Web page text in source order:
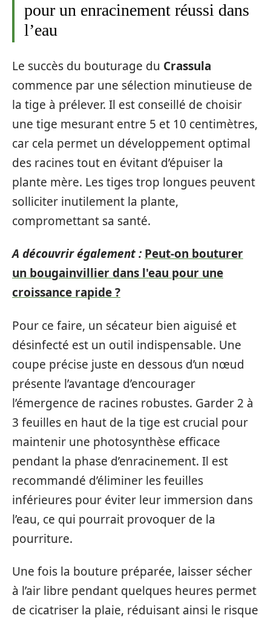
pour un enracinement réussi dans
l’eau
Le succès du bouturage du Crassula
commence par une sélection minutieuse de
la tige à prélever. Il est conseillé de choisir
une tige mesurant entre 5 et 10 centimètres,
car cela permet un développement optimal
des racines tout en évitant d’épuiser la
plante mère. Les tiges trop longues peuvent
solliciter inutilement la plante,
compromettant sa santé.
A découvrir également : Peut-on bouturer
un bougainvillier dans l'eau pour une
croissance rapide ?
Pour ce faire, un sécateur bien aiguisé et
désinfecté est un outil indispensable. Une
coupe précise juste en dessous d’un nœud
présente l’avantage d’encourager
l’émergence de racines robustes. Garder 2 à
3 feuilles en haut de la tige est crucial pour
maintenir une photosynthèse efficace
pendant la phase d’enracinement. Il est
recommandé d’éliminer les feuilles
inférieures pour éviter leur immersion dans
l’eau, ce qui pourrait provoquer de la
pourriture.
Une fois la bouture préparée, laisser sécher
à l’air libre pendant quelques heures permet
de cicatriser la plaie, réduisant ainsi le risque